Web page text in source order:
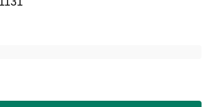
Richter Menge